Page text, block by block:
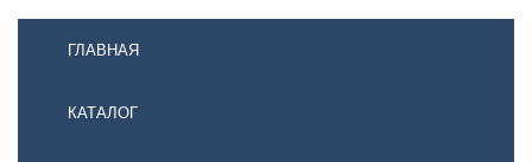
ГЛАВНАЯ
КАТАЛОГ